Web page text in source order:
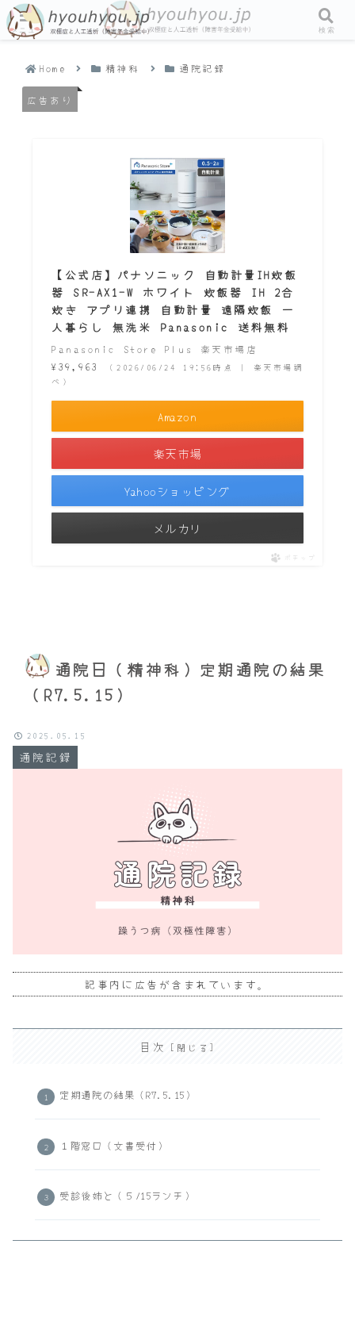
Home 精神科 通院記録
広告あり
通院日（精神科）定期通院の結果
（R7.5.15）
通院記録
2025.05.15
記事内に広告が含まれています。
【公式店】パナソニック 自動計量IH炊飯
器 SR-AX1-W ホワイト 炊飯器 IH 2合
炊き アプリ連携 自動計量 遠隔炊飯 一
人暮らし 無洗米 Panasonic 送料無料
Panasonic Store Plus 楽天市場店
¥39,963
（2026/06/24 19:56時点 | 楽天市場調
べ）
Amazon
楽天市場
Yahooショッピング
メルカリ
ポチップ
目次
定期通院の結果（R7.5.15）
１階窓口（文書受付）
受診後姉と（５/15ランチ）
メニュー 検索